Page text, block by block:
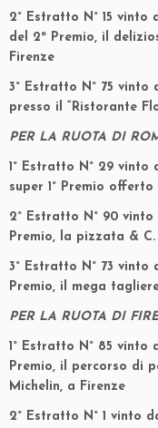
2° Estratto N° 15
del 2º Premio, il
Firenze
3° Estratto N° 75 vinto
presso il “Ristorante
PER LA RUOTA DI
1° Estratto N° 29 vinto
super 1° Premio
2° Estratto N° 90
Premio, la pizzata &
3° Estratto N° 73 vinto
Premio, il mega
PER LA RUOTA DI
1° Estratto N° 85 vinto
Premio, il percorso di
Michelin, a Firenze
2° Estratto N° 1 vinto